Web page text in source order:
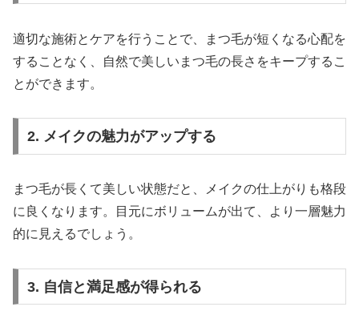
適切な施術とケアを行うことで、まつ毛が短くなる心配を
することなく、自然で美しいまつ毛の長さをキープするこ
とができます。
2. メイクの魅力がアップする
まつ毛が長くて美しい状態だと、メイクの仕上がりも格段
に良くなります。目元にボリュームが出て、より一層魅力
的に見えるでしょう。
3. 自信と満足感が得られる